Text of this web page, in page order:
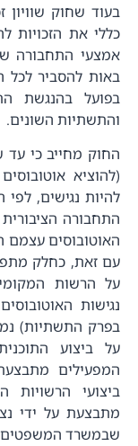
בעוד שחוק
כללי את הזכויות
אמצעי התחבורה
באות להסביר לכל
בפועל בהנגשת
והתשתיות השונים.
(להוציא
להיות נגישים,
התחבורה
האוטובוסים עצמם
עם זאת, כחלק
על הרשות
נגישות
בפרק התשתיות)
על ביצוע
המפעילים
ביצועי הרשויות
מתבצעת על ידי
שבמשרד